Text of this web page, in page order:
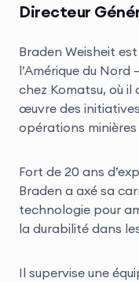
Directeur
Braden Weisheit
l’Amérique du
chez Komatsu, où il
œuvre des
opérations
Fort de 20 ans
Braden a axé sa
technologie pour
la durabilité dans
Il supervise une